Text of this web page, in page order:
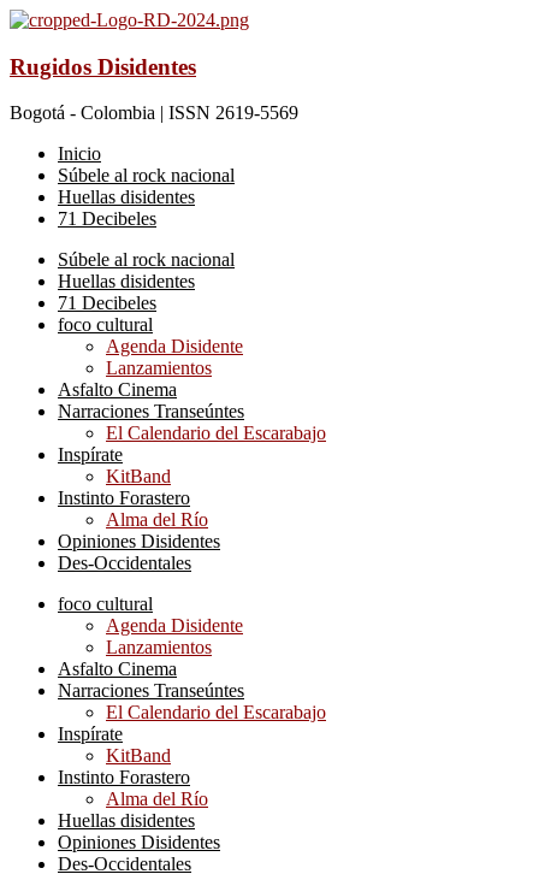
Rugidos Disidentes
Bogotá - Colombia | ISSN 2619-5569
Inicio
Súbele al rock nacional
Huellas disidentes
71 Decibeles
Súbele al rock nacional
Huellas disidentes
71 Decibeles
foco cultural
Agenda Disidente
Lanzamientos
Asfalto Cinema
Narraciones Transeúntes
El Calendario del Escarabajo
Inspírate
KitBand
Instinto Forastero
Alma del Río
Opiniones Disidentes
Des-Occidentales
foco cultural
Agenda Disidente
Lanzamientos
Asfalto Cinema
Narraciones Transeúntes
El Calendario del Escarabajo
Inspírate
KitBand
Instinto Forastero
Alma del Río
Huellas disidentes
Opiniones Disidentes
Des-Occidentales